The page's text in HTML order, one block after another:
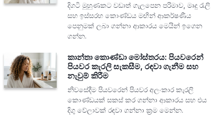
දිගටි මුහුණකට වඩාත් ගැලපෙන පරිමාව, මෘදු රැලි
සහ ඉස්සරහ කොණ්ඩය මඟින් ආකර්ෂණීය
පෙනුමක් ලබා ගන්නා ආකාරය මෙයින් ඉගෙන
ගන්න.
කාන්තා කොණ්ඩා මෝස්තරය: පියවරෙන්
පියවර කැරලි සැකසීම, රඳවා ගැනීම සහ
නැවුම් කිරීම
නිවසේදීම පියවරෙන් පියවර අලංකාර කැරලි
කොණ්ඩයක් සකස් කර ගන්නා ආකාරය සහ එය
දිගු වේලාවක් රඳවා ගන්නා ක්‍රම මෙන්න.